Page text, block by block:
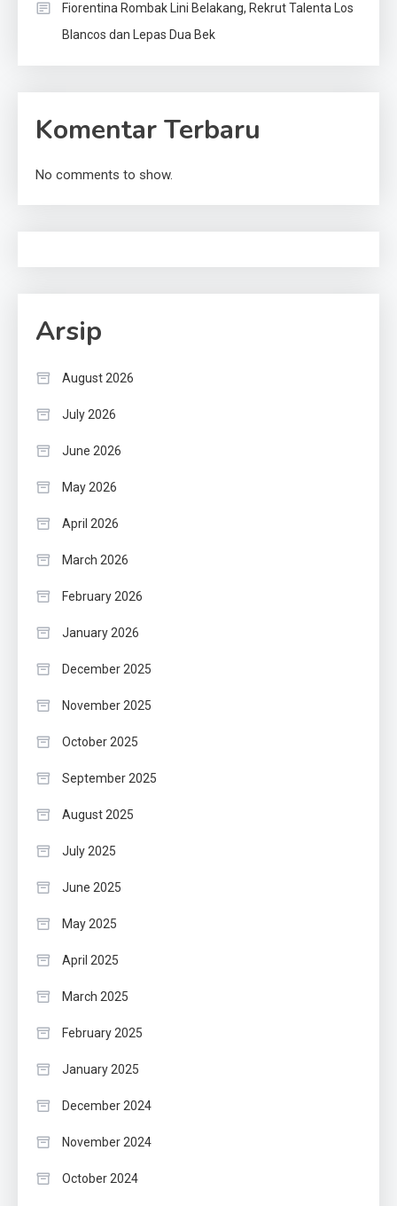
Fiorentina Rombak Lini Belakang, Rekrut Talenta Los
Blancos dan Lepas Dua Bek
Komentar Terbaru
No comments to show.
Arsip
August 2026
July 2026
June 2026
May 2026
April 2026
March 2026
February 2026
January 2026
December 2025
November 2025
October 2025
September 2025
August 2025
July 2025
June 2025
May 2025
April 2025
March 2025
February 2025
January 2025
December 2024
November 2024
October 2024